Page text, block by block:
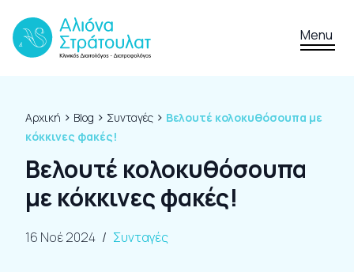
Menu
Αρχική › Blog › Συνταγές › Βελουτέ κολοκυθόσουπα με
κόκκινες φακές!
Βελουτέ κολοκυθόσουπα
με κόκκινες φακές!
16 Νοέ 2024 / Συνταγές